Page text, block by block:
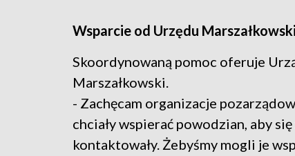
Wsparcie od Urzędu
Skoordynowaną pomoc oferuje
Marszałkowski.
- Zachęcam organizacje
chciały wspierać powodzian, aby się
kontaktowały. Żebyśmy mogli je